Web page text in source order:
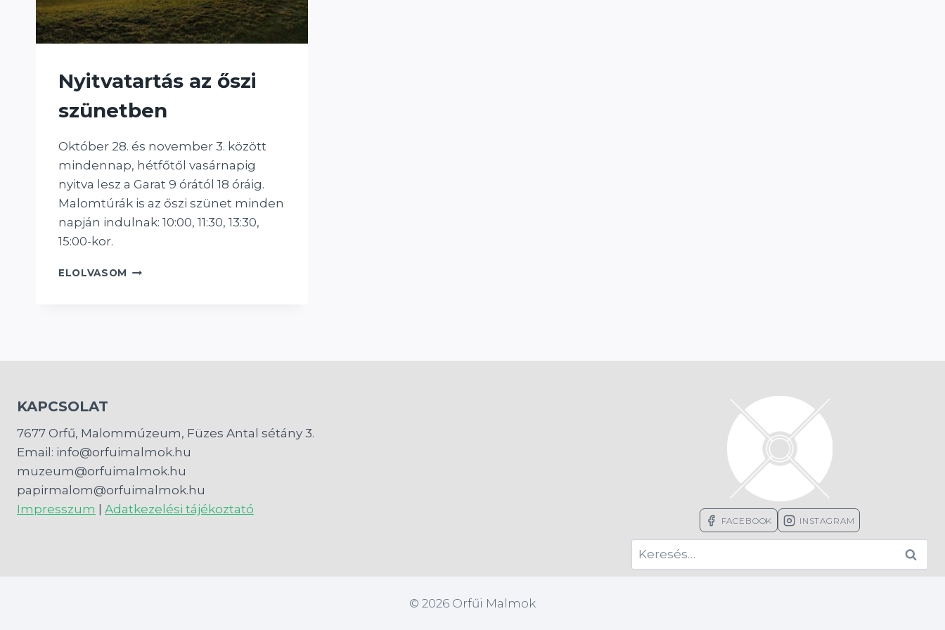
Nyitvatartás az őszi
szünetben
Október 28. és november 3. között
mindennap, hétfőtől vasárnapig
nyitva lesz a Garat 9 órától 18 óráig.
Malomtúrák is az őszi szünet minden
napján indulnak: 10:00, 11:30, 13:30,
15:00-kor.
ELOLVASOM NYITVATARTÁS
KAPCSOLAT
7677 Orfű, Malommúzeum, Füzes Antal sétány 3.
Email: info@orfuimalmok.hu
muzeum@orfuimalmok.hu
papirmalom@orfuimalmok.hu
Impresszum
Adatkezelési tájékoztató
FACEBOOK INSTAGRAM
Keresés:
© 2026 Orfűi Malmok